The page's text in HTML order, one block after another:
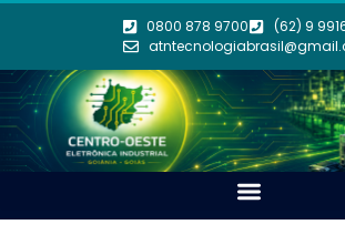
0800 878 9700
(62) 9